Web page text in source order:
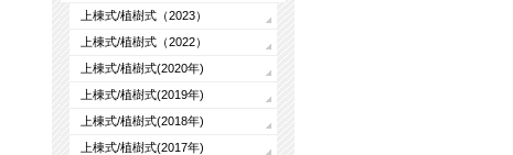
上棟式/植樹式（2023）
上棟式/植樹式（2022）
上棟式/植樹式(2020年)
上棟式/植樹式(2019年)
上棟式/植樹式(2018年)
上棟式/植樹式(2017年)